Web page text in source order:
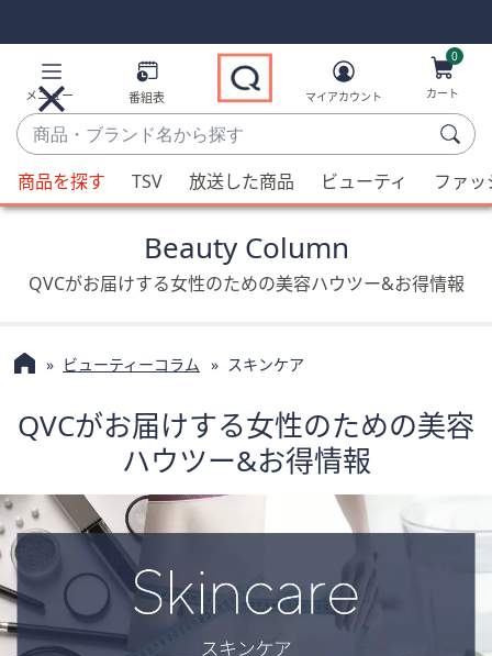
Links
Links2
メニュー 番組表
商
品・
ブ
ラ
名
探
候
補
用
な
場
上
矢
印
キ
ー
ま
た
マイアカウント
0
カート
商品を探す TSV 放送した商品 ビューティ ファ
Beauty Column
QVCがお届けする女性のための美容ハウツー&お得情報
ビューティーコラム スキンケア
QVCがお届けする女性のための美容
ハウツー&お得情報